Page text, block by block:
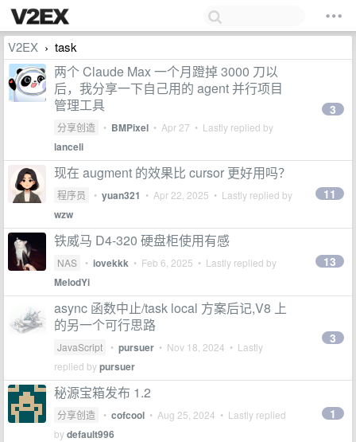
V2EX › task
两个 Claude Max 一个月蹬掉 3000 刀以
后，我分享一下自己用的 agent 并行项目
管理工具
分享创造 • BMPixel • Apr 27 • Lastly replied by
lanceli
3
现在 augment 的效果比 cursor 更好用吗？
程序员 • yuan321 • Apr 22, 2025 • Lastly replied by
wzw
11
铁威马 D4-320 硬盘柜使用有感
NAS • iovekkk • Feb 6, 2025 • Lastly replied by
MelodYi
13
async 函数中止/task local 方案后记,V8 上
的另一个可行思路
JavaScript • pursuer • Nov 18, 2024 • Lastly
replied bypursuer
3
秘源宝箱发布 1.2
分享创造 • cofcool • Aug 25, 2024 • Lastly replied
bydefault996
1